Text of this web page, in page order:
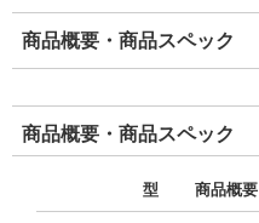
商品概要・商品スペック
商品概要・商品スペック
型 商品概要